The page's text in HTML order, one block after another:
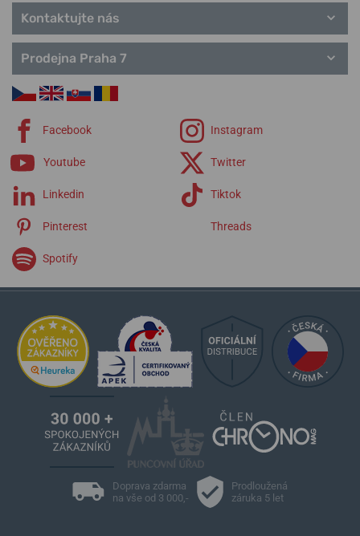
Kontaktujte nás
Prodejna Praha 7
Facebook Instagram
Youtube Twitter
Linkedin Tiktok
Pinterest Threads
Spotify
Doprava zdarma
na vše od 3 000,-
Prodloužená
záruka 5 let